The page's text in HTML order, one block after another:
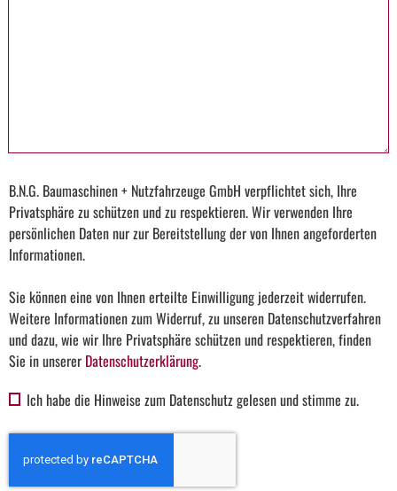
B.N.G. Baumaschinen + Nutzfahrzeuge GmbH verpflichtet sich, Ihre
Privatsphäre zu schützen und zu respektieren. Wir verwenden Ihre
persönlichen Daten nur zur Bereitstellung der von Ihnen angeforderten
Informationen.
Sie können eine von Ihnen erteilte Einwilligung jederzeit widerrufen.
Weitere Informationen zum Widerruf, zu unseren Datenschutzverfahren
und dazu, wie wir Ihre Privatsphäre schützen und respektieren, finden
Sie in unserer Datenschutzerklärung.
Ich habe die Hinweise zum Datenschutz gelesen und stimme zu.